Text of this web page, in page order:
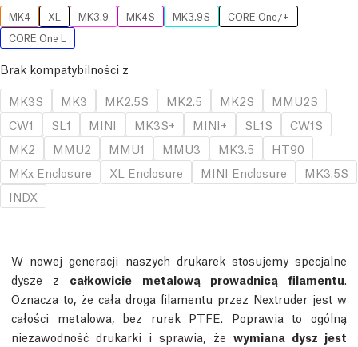
MK4 XL MK3.9 MK4S MK3.9S
CORE One/+
CORE One L
Brak kompatybilności z
MK3S
MK3 MK2.5S MK2.5 MK2S
MMU2S
CW1
SL1 MINI MK3S+ MINI+ SL1S
CW1S
MK2
MMU2 MMU1 MMU3 MK3.5
HT90
MKx Enclosure
XL Enclosure MINI Enclosure
MK3.5S
INDX
W nowej generacji naszych drukarek stosujemy specjalne
dysze z całkowicie metalową prowadnicą filamentu.
Oznacza to, że cała droga filamentu przez Nextruder jest w
całości metalowa, bez rurek PTFE. Poprawia to ogólną
niezawodność drukarki i sprawia, że wymiana dysz jest